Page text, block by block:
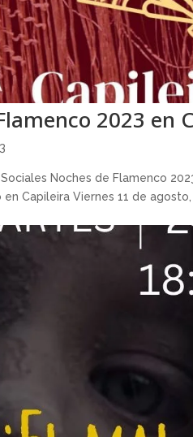
2023 en
Noches de Flamenco
Capileira Viernes 11 de